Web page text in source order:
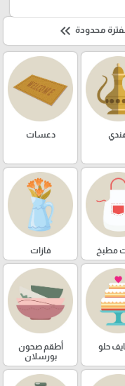
محدودة keyboard_double_arrow_left
دعسات
مطبخ فازات
حلو
أطقم صحون
بورسلان